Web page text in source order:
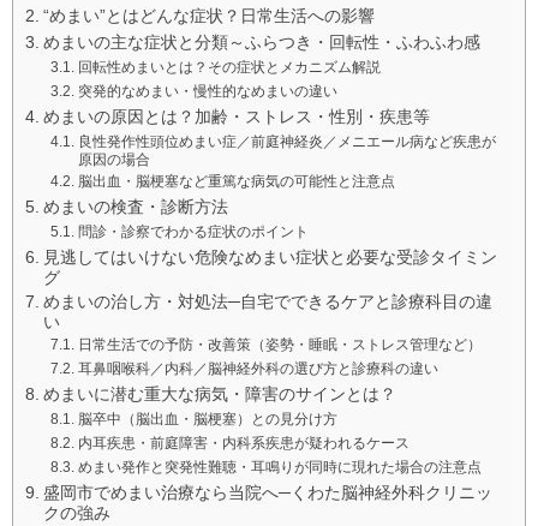
“めまい”とはどんな症状？日常生活への影響
めまいの主な症状と分類～ふらつき・回転性・ふわふわ感
回転性めまいとは？その症状とメカニズム解説
突発的なめまい・慢性的なめまいの違い
めまいの原因とは？加齢・ストレス・性別・疾患等
良性発作性頭位めまい症／前庭神経炎／メニエール病など疾患が
原因の場合
脳出血・脳梗塞など重篤な病気の可能性と注意点
めまいの検査・診断方法
問診・診察でわかる症状のポイント
見逃してはいけない危険なめまい症状と必要な受診タイミン
グ
めまいの治し方・対処法─自宅でできるケアと診療科目の違
い
日常生活での予防・改善策（姿勢・睡眠・ストレス管理など）
耳鼻咽喉科／内科／脳神経外科の選び方と診療科の違い
めまいに潜む重大な病気・障害のサインとは？
脳卒中（脳出血・脳梗塞）との見分け方
内耳疾患・前庭障害・内科系疾患が疑われるケース
めまい発作と突発性難聴・耳鳴りが同時に現れた場合の注意点
盛岡市でめまい治療なら当院へ─くわた脳神経外科クリニッ
クの強み